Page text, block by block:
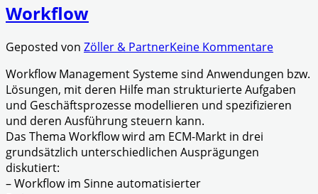
Workflow
Geposted von Zöller & PartnerKeine Kommentare
Workflow Management Systeme sind Anwendungen bzw.
Lösungen, mit deren Hilfe man strukturierte Aufgaben
und Geschäftsprozesse modellieren und spezifizieren
und deren Ausführung steuern kann.
Das Thema Workflow wird am ECM-Markt in drei
grundsätzlich unterschiedlichen Ausprägungen
diskutiert:
– Workflow im Sinne automatisierter